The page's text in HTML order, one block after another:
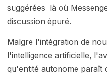
suggérées, là où
discussion épuré.
Malgré l'intégration de
l'intelligence artificielle,
qu'entité autonome paraît